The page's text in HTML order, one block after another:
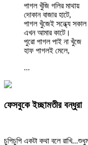
পাগল খুঁজি গলির মাথায়
দোকান বাজার হাটে,
পাগল খুঁজেই সন্ধ্যে সকাল
এখন আমার কাটে।
পুরো পাগল পাই না খুঁজে
হাফ পাগলই মেলে,
...
ফেসবুকে ইচ্ছামতীর বন্ধুরা
চুপিচুপি একটা কথা বলে